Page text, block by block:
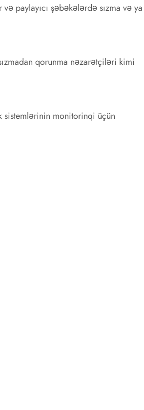
paylayıcı şəbəkələrdə sızma və ya
qorunma nəzarətçiləri kimi
sistemlərinin monitorinqi üçün